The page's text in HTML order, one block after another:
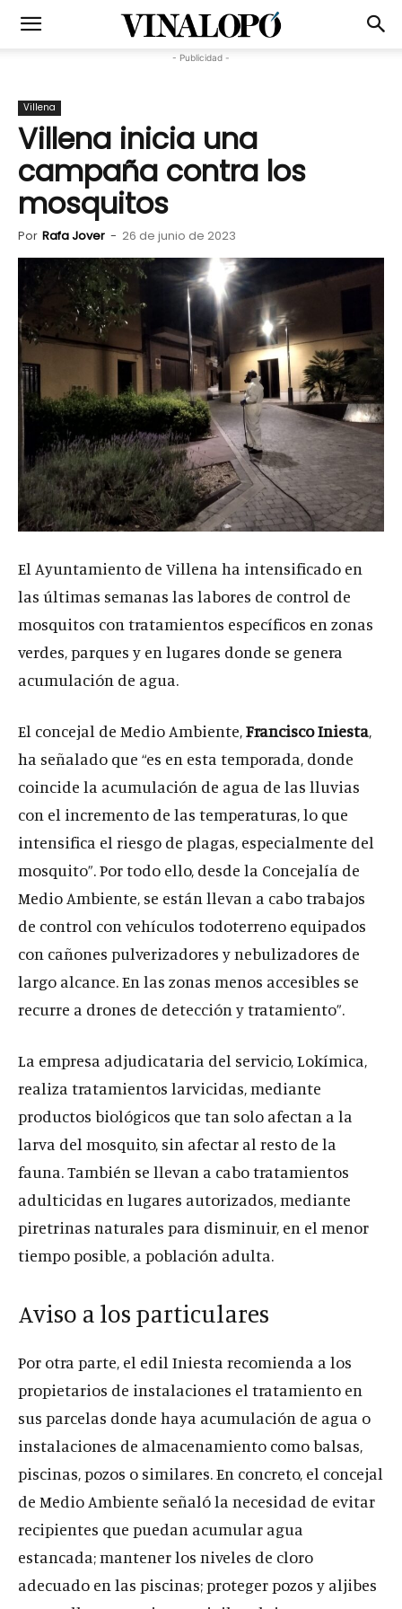
- Publicidad -
Villena
Villena inicia una
campaña contra los
mosquitos
Por Rafa Jover - 26 de junio de 2023
El Ayuntamiento de Villena ha intensificado en
las últimas semanas las labores de control de
mosquitos con tratamientos específicos en zonas
verdes, parques y en lugares donde se genera
acumulación de agua.
El concejal de Medio Ambiente,Francisco Iniesta,
ha señalado que “es en esta temporada, donde
coincide la acumulación de agua de las lluvias
con el incremento de las temperaturas, lo que
intensifica el riesgo de plagas, especialmente del
mosquito”. Por todo ello, desde la Concejalía de
Medio Ambiente, se están llevan a cabo trabajos
de control con vehículos todoterreno equipados
con cañones pulverizadores y nebulizadores de
largo alcance. En las zonas menos accesibles se
recurre a drones de detección y tratamiento”.
La empresa adjudicataria del servicio, Lokímica,
realiza tratamientos larvicidas, mediante
productos biológicos que tan solo afectan a la
larva del mosquito, sin afectar al resto de la
fauna. También se llevan a cabo tratamientos
adulticidas en lugares autorizados, mediante
piretrinas naturales para disminuir, en el menor
tiempo posible, a población adulta.
Aviso a los particulares
Por otra parte, el edil Iniesta recomienda a los
propietarios de instalaciones el tratamiento en
sus parcelas donde haya acumulación de agua o
instalaciones de almacenamiento como balsas,
piscinas, pozos o similares. En concreto, el concejal
de Medio Ambiente señaló la necesidad de evitar
recipientes que puedan acumular agua
estancada; mantener los niveles de cloro
adecuado en las piscinas; proteger pozos y aljibes